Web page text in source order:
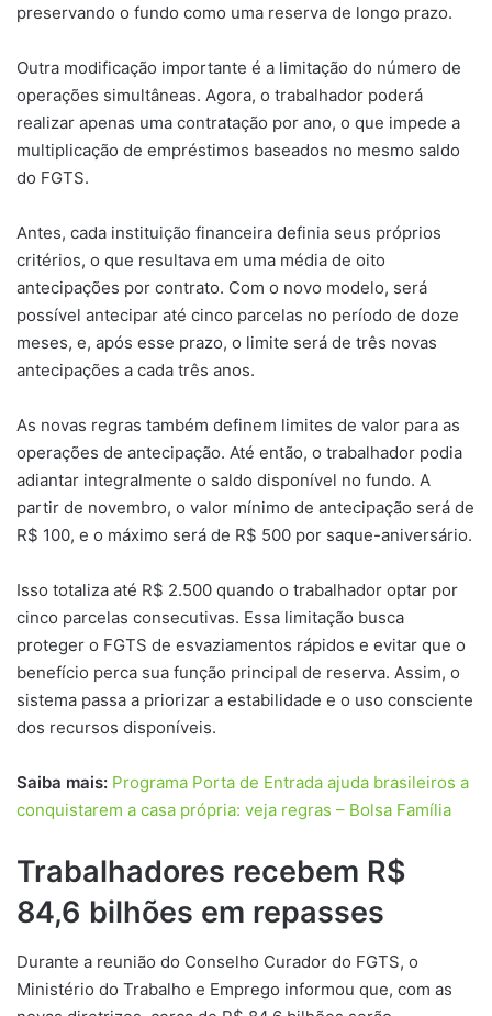
preservando o fundo como uma reserva de longo prazo.
Outra modificação importante é a limitação do número de
operações simultâneas. Agora, o trabalhador poderá
realizar apenas uma contratação por ano, o que impede a
multiplicação de empréstimos baseados no mesmo saldo
do FGTS.
Antes, cada instituição financeira definia seus próprios
critérios, o que resultava em uma média de oito
antecipações por contrato. Com o novo modelo, será
possível antecipar até cinco parcelas no período de doze
meses, e, após esse prazo, o limite será de três novas
antecipações a cada três anos.
As novas regras também definem limites de valor para as
operações de antecipação. Até então, o trabalhador podia
adiantar integralmente o saldo disponível no fundo. A
partir de novembro, o valor mínimo de antecipação será de
R$ 100, e o máximo será de R$ 500 por saque-aniversário.
Isso totaliza até R$ 2.500 quando o trabalhador optar por
cinco parcelas consecutivas. Essa limitação busca
proteger o FGTS de esvaziamentos rápidos e evitar que o
benefício perca sua função principal de reserva. Assim, o
sistema passa a priorizar a estabilidade e o uso consciente
dos recursos disponíveis.
Saiba mais: Programa Porta de Entrada ajuda brasileiros a
conquistarem a casa própria: veja regras – Bolsa Família
Trabalhadores recebem R$
84,6 bilhões em repasses
Durante a reunião do Conselho Curador do FGTS, o
Ministério do Trabalho e Emprego informou que, com as